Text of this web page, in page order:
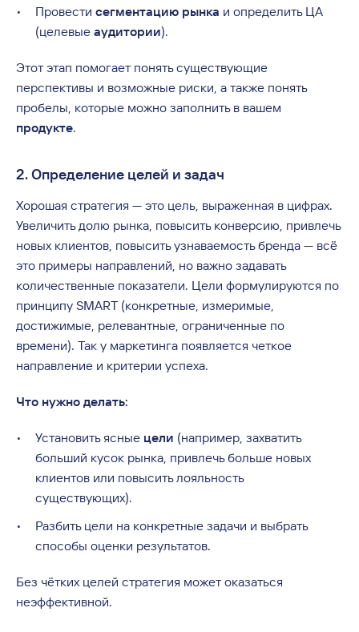
Провести сегментацию рынка и определить ЦА
(целевые аудитории).
Этот этап помогает понять существующие
перспективы и возможные риски, а также понять
пробелы, которые можно заполнить в вашем
продукте.
2. Определение целей и задач
Хорошая стратегия — это цель, выраженная в цифрах.
Увеличить долю рынка, повысить конверсию, привлечь
новых клиентов, повысить узнаваемость бренда — всё
это примеры направлений, но важно задавать
количественные показатели. Цели формулируются по
принципу SMART (конкретные, измеримые,
достижимые, релевантные, ограниченные по
времени). Так у маркетинга появляется четкое
направление и критерии успеха.
Что нужно делать:
Установить ясные цели (например, захватить
больший кусок рынка, привлечь больше новых
клиентов или повысить лояльность
существующих).
Разбить цели на конкретные задачи и выбрать
способы оценки результатов.
Без чётких целей стратегия может оказаться
неэффективной.